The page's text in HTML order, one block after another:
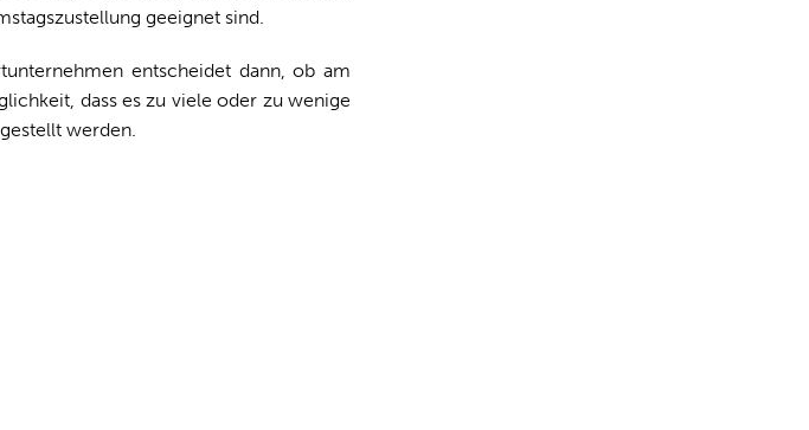
geeignet sind.
entscheidet dann, ob am
dass es zu viele oder zu wenige
werden.